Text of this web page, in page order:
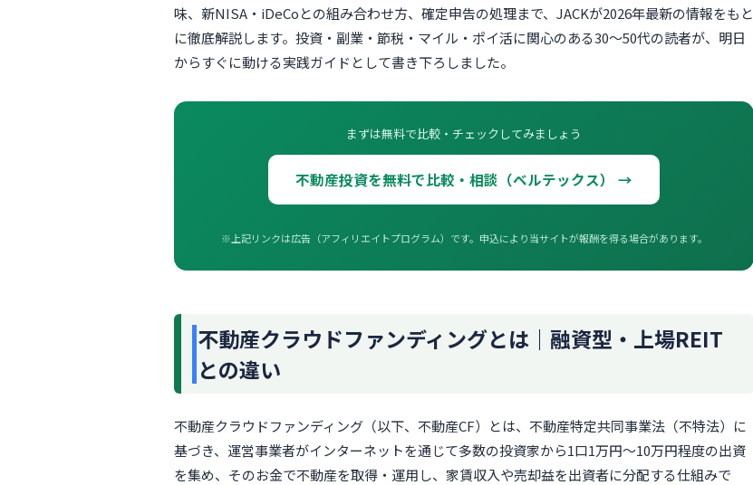
味、新NISA・iDeCoとの組み合わせ方、確定申告の処理まで、JACKが2026年最新の情報をもと
に徹底解説します。投資・副業・節税・マイル・ポイ活に関心のある30〜50代の読者が、明日
からすぐに動ける実践ガイドとして書き下ろしました。
まずは無料で比較・チェックしてみましょう
不動産投資を無料で比較・相談（ベルテックス） →
※上記リンクは広告（アフィリエイトプログラム）です。申込により当サイトが報酬を得る場合があります。
不動産クラウドファンディングとは｜融資型・上場REIT
との違い
不動産クラウドファンディング（以下、不動産CF）とは、不動産特定共同事業法（不特法）に
基づき、運営事業者がインターネットを通じて多数の投資家から1口1万円〜10万円程度の出資
を集め、そのお金で不動産を取得・運用し、家賃収入や売却益を出資者に分配する仕組みで